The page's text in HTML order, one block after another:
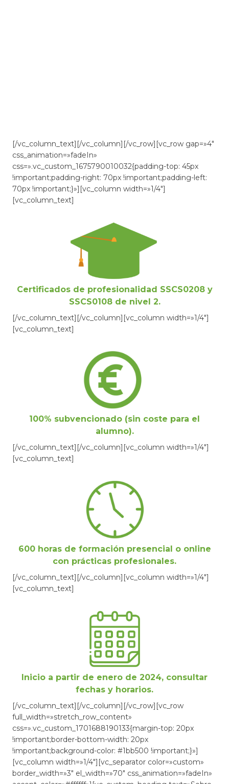
[/vc_column_text][/vc_column][/vc_row][vc_row gap=»4″
css_animation=»fadeIn»
css=».vc_custom_1675790010032{padding-top: 45px
!important;padding-right: 70px !important;padding-left:
70px !important;}»][vc_column width=»1/4″]
[vc_column_text]
Certificados de profesionalidad SSCS0208 y
SSCS0108 de nivel 2.
[/vc_column_text][/vc_column][vc_column width=»1/4″]
[vc_column_text]
100% subvencionado (sin coste para el
alumno).
[/vc_column_text][/vc_column][vc_column width=»1/4″]
[vc_column_text]
600 horas de formación presencial o online
con prácticas profesionales.
[/vc_column_text][/vc_column][vc_column width=»1/4″]
[vc_column_text]
Inicio a partir de enero de 2024, consultar
fechas y horarios.
[/vc_column_text][/vc_column][/vc_row][vc_row
full_width=»stretch_row_content»
css=».vc_custom_1701688190133{margin-top: 20px
!important;border-bottom-width: 20px
!important;background-color: #1bb500 !important;}»]
[vc_column width=»1/4″][vc_separator color=»custom»
border_width=»3″ el_width=»70″ css_animation=»fadeIn»